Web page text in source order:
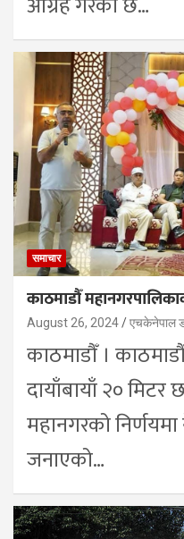
समाचार
काठमाडौँ
August 26, 2024 एचकेनेपाल
काठमाडौँ ।
दायाँबायाँ २० मिटर
महानगरको
जनाएको…